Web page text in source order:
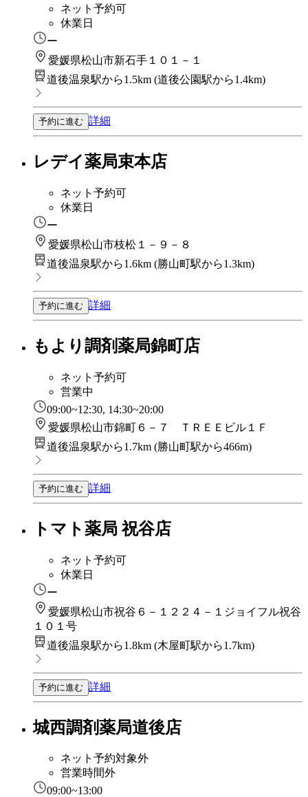
ネット予約可
休業日
ー
愛媛県松山市新石手１０１－１
道後温泉駅から1.5km (道後公園駅から1.4km)
予約に進む 詳細
レデイ薬局束本店
ネット予約可
休業日
ー
愛媛県松山市枝松１－９－８
道後温泉駅から1.6km (勝山町駅から1.3km)
予約に進む 詳細
もより調剤薬局錦町店
ネット予約可
営業中
09:00~12:30, 14:30~20:00
愛媛県松山市錦町６－７ ＴＲＥＥビル１Ｆ
道後温泉駅から1.7km (勝山町駅から466m)
予約に進む 詳細
トマト薬局 祝谷店
ネット予約可
休業日
ー
愛媛県松山市祝谷６－１２２４－１ジョイフル祝谷
１０１号
道後温泉駅から1.8km (木屋町駅から1.7km)
予約に進む 詳細
城西調剤薬局道後店
ネット予約対象外
営業時間外
09:00~13:00